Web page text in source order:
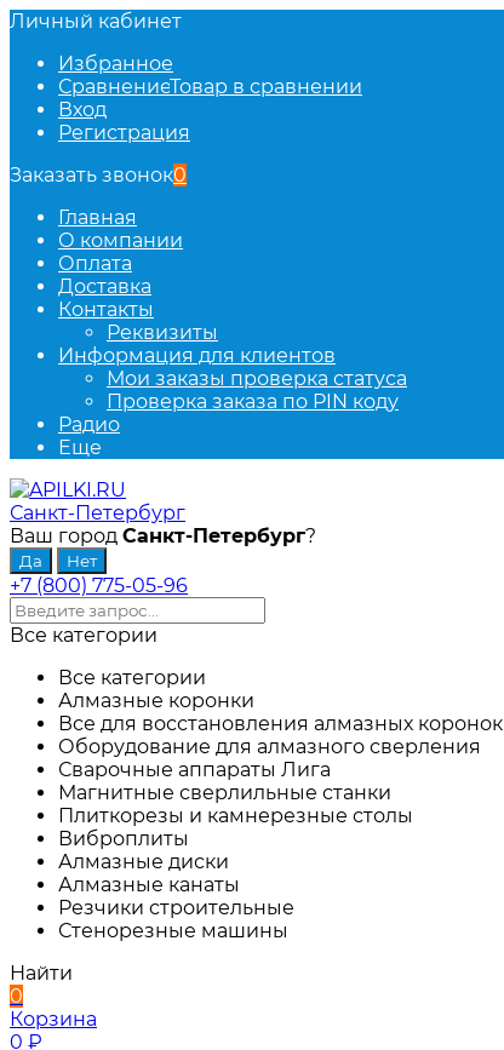
Личный кабинет
Избранное
СравнениеТовар в сравнении
Вход
Регистрация
Заказать звонок0
Главная
О компании
Оплата
Доставка
Контакты
Реквизиты
Информация для клиентов
Мои заказы проверка статуса
Проверка заказа по PIN коду
Радио
Еще
Санкт-Петербург
Ваш город Санкт-Петербург?
+7 (800) 775-05-96
Все категории
Все категории
Алмазные коронки
Все для восстановления алмазных коронок
Оборудование для алмазного сверления
Сварочные аппараты Лига
Магнитные сверлильные станки
Плиткорезы и камнерезные столы
Виброплиты
Алмазные диски
Алмазные канаты
Резчики строительные
Стенорезные машины
Найти
0
Корзина
0 ₽